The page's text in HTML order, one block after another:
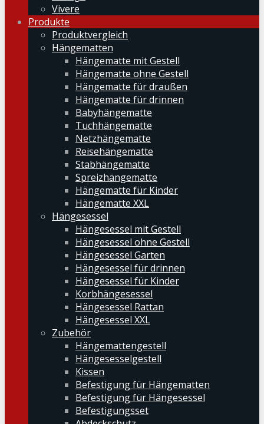
Vivere
Produkte
Produktvergleich
Hängematten
Hängematte mit Gestell
Hängematte ohne Gestell
Hängematte für draußen
Hängematte für drinnen
Babyhängematte
Tuchhängematte
Netzhängematte
Reisehängematte
Stabhängematte
Spreizhängematte
Hängematte für Kinder
Hängematte XXL
Hängesessel
Hängesessel mit Gestell
Hängesessel ohne Gestell
Hängesessel Garten
Hängesessel für drinnen
Hängesessel für Kinder
Korbhängesessel
Hängesessel Rattan
Hängesessel XXL
Zubehör
Hängemattengestell
Hängesesselgestell
Kissen
Befestigung für Hängematten
Befestigung für Hängesessel
Befestigungsset